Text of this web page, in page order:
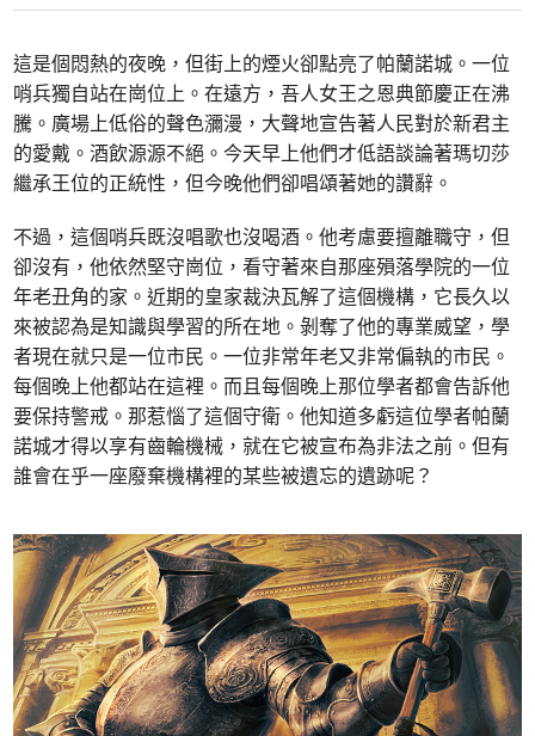
這是個悶熱的夜晚，但街上的煙火卻點亮了帕蘭諾城。一位
哨兵獨自站在崗位上。在遠方，吾人女王之恩典節慶正在沸
騰。廣場上低俗的聲色瀰漫，大聲地宣告著人民對於新君主
的愛戴。酒飲源源不絕。今天早上他們才低語談論著瑪切莎
繼承王位的正統性，但今晚他們卻唱頌著她的讚辭。
不過，這個哨兵既沒唱歌也沒喝酒。他考慮要擅離職守，但
卻沒有，他依然堅守崗位，看守著來自那座殞落學院的一位
年老丑角的家。近期的皇家裁決瓦解了這個機構，它長久以
來被認為是知識與學習的所在地。剝奪了他的專業威望，學
者現在就只是一位市民。一位非常年老又非常偏執的市民。
每個晚上他都站在這裡。而且每個晚上那位學者都會告訴他
要保持警戒。那惹惱了這個守衛。他知道多虧這位學者帕蘭
諾城才得以享有齒輪機械，就在它被宣布為非法之前。但有
誰會在乎一座廢棄機構裡的某些被遺忘的遺跡呢？